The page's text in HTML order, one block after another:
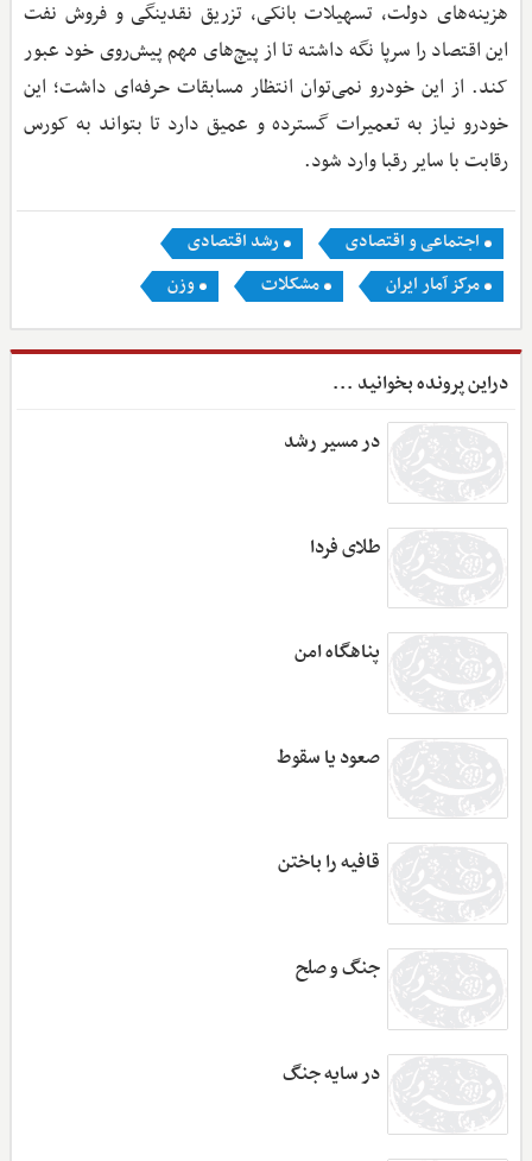
هزینه‌های دولت، تسهیلات بانکی، تزریق نقدینگی و فروش نفت
این اقتصاد را سرپا نگه داشته تا از پیچ‌های مهم پیش‌روی خود عبور
کند. از این خودرو نمی‌توان انتظار مسابقات حرفه‌ای داشت؛ این
خودرو نیاز به تعمیرات گسترده و عمیق دارد تا بتواند به کورس
رقابت با سایر رقبا وارد شود.
اجتماعی و اقتصادی
رشد اقتصادی
مرکز آمار ایران
مشکلات وزن
دراین پرونده بخوانید ...
در مسیر رشد
طلای فردا
پناهگاه امن
صعود یا سقوط
قافیه را باختن
جنگ و صلح
در سایه جنگ